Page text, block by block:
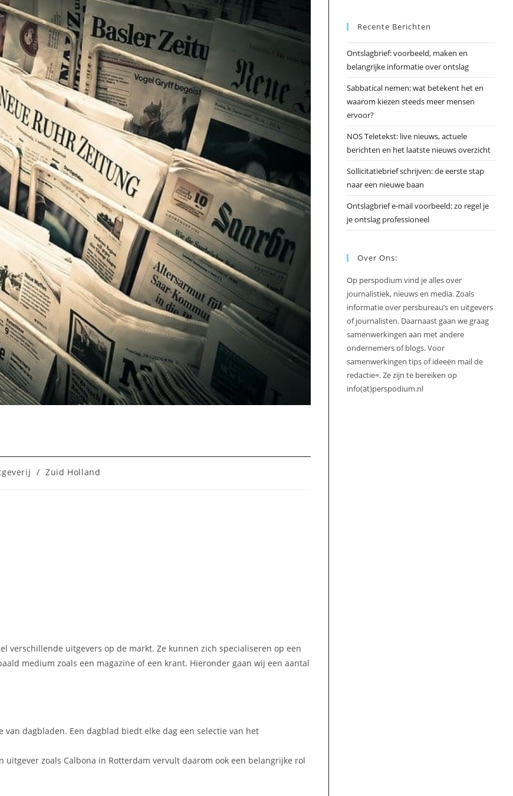
/ Zuid Holland
verschillende uitgevers op de markt. Ze kunnen zich specialiseren op een
medium zoals een magazine of een krant. Hieronder gaan wij een aantal
dagbladen. Een dagblad biedt elke dag een selectie van het
zoals Calbona in Rotterdam vervult daarom ook een belangrijke rol
Recente Berichten
Ontslagbrief: voorbeeld, maken en
belangrijke informatie over ontslag
Sabbatical nemen: wat betekent het en
waarom kiezen steeds meer mensen
ervoor?
NOS Teletekst: live nieuws, actuele
berichten en het laatste nieuws overzicht
Sollicitatiebrief schrijven: de eerste stap
naar een nieuwe baan
Ontslagbrief e-mail voorbeeld: zo regel je
je ontslag professioneel
Over Ons:
Op perspodium vind je alles over
journalistiek, nieuws en media. Zoals
informatie over persbureau’s en uitgevers
of journalisten. Daarnaast gaan we graag
samenwerkingen aan met andere
ondernemers of blogs. Voor
samenwerkingen tips of ideeën mail de
redactie=. Ze zijn te bereiken op
info(at)perspodium.nl